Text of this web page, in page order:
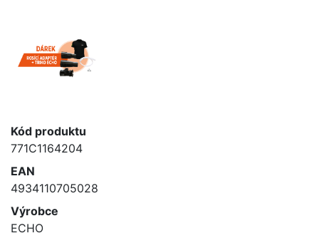
Kód produktu
771C1164204
EAN
4934110705028
Výrobce
ECHO